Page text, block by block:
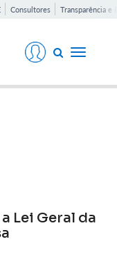
Consultores Transparência e
Toggle
Lei Geral da